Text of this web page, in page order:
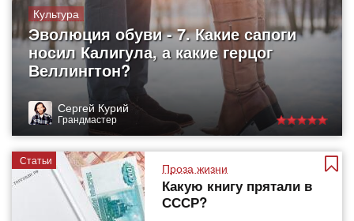
Культура
Эволюция обуви - 7. Какие сапоги
носил Калигула, а какие герцог
Веллингтон?
Сергей Курий
Грандмастер
Статьи
Проза жизни
Какую книгу прятали в
СССР?